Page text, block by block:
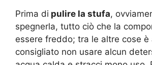
Prima di pulire la stufa,
spegnerla, tutto ciò che la
essere freddo; tra le altre cose è
consigliato non usare alcun